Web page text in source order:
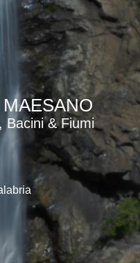
Bacini & Fiumi